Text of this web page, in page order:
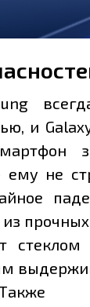
и
ему не
стеклом